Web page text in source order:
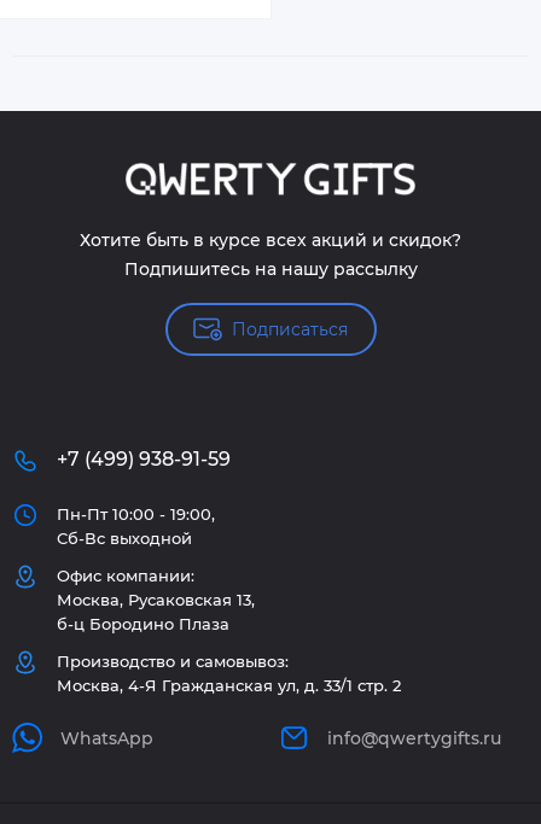
Хотите быть в курсе всех акций и скидок?
Подпишитесь на нашу рассылку
Подписаться
+7 (499) 938-91-59
Пн-Пт 10:00 - 19:00,
Сб-Вс выходной
Офис компании:
Москва, Русаковская 13,
б-ц Бородино Плаза
Производство и самовывоз:
Москва, 4-Я Гражданская ул, д. 33/1 стр. 2
WhatsApp info@qwertygifts.ru